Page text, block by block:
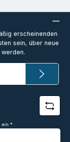
erscheinenden
sein, über neue
ein *